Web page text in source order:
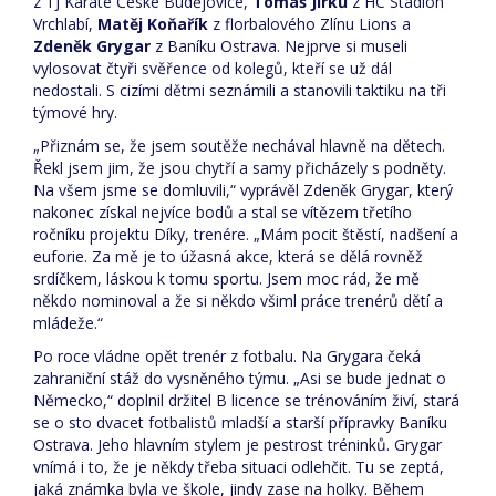
Vrchlabí, Matěj Koňařík z florbalového Zlínu Lions a
Zdeněk Grygar z Baníku Ostrava. Nejprve si museli
vylosovat čtyři svěřence od kolegů, kteří se už dál
nedostali. S cizími dětmi seznámili a stanovili taktiku na tři
týmové hry.
„Přiznám se, že jsem soutěže nechával hlavně na dětech.
Řekl jsem jim, že jsou chytří a samy přicházely s podněty.
Na všem jsme se domluvili,“ vyprávěl Zdeněk Grygar, který
nakonec získal nejvíce bodů a stal se vítězem třetího
ročníku projektu Díky, trenére. „Mám pocit štěstí, nadšení a
euforie. Za mě je to úžasná akce, která se dělá rovněž
srdíčkem, láskou k tomu sportu. Jsem moc rád, že mě
někdo nominoval a že si někdo všiml práce trenérů dětí a
mládeže.“
Po roce vládne opět trenér z fotbalu. Na Grygara čeká
zahraniční stáž do vysněného týmu. „Asi se bude jednat o
Německo,“ doplnil držitel B licence se trénováním živí, stará
se o sto dvacet fotbalistů mladší a starší přípravky Baníku
Ostrava. Jeho hlavním stylem je pestrost tréninků. Grygar
vnímá i to, že je někdy třeba situaci odlehčit. Tu se zeptá,
jaká známka byla ve škole, jindy zase na holky. Během